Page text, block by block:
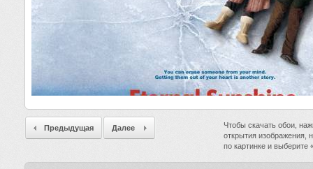
Чтобы скачать обои,
открытия изображения,
по картинке и
Предыдущая Далее